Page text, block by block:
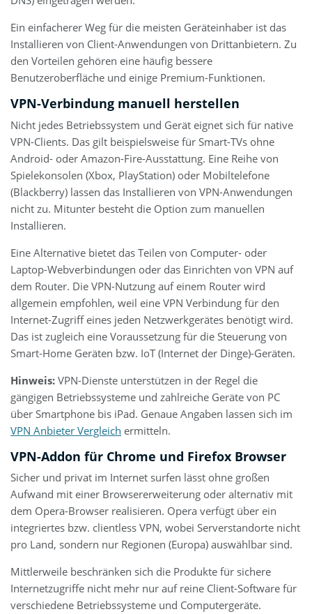
Ein einfacherer Weg für die meisten Geräteinhaber ist das
Installieren von Client-Anwendungen von Drittanbietern. Zu
den Vorteilen gehören eine häufig bessere
Benutzeroberfläche und einige Premium-Funktionen.
VPN-Verbindung manuell herstellen
Nicht jedes Betriebssystem und Gerät eignet sich für native
VPN-Clients. Das gilt beispielsweise für Smart-TVs ohne
Android- oder Amazon-Fire-Ausstattung. Eine Reihe von
Spielekonsolen (Xbox, PlayStation) oder Mobiltelefone
(Blackberry) lassen das Installieren von VPN-Anwendungen
nicht zu. Mitunter besteht die Option zum manuellen
Installieren.
Eine Alternative bietet das Teilen von Computer- oder
Laptop-Webverbindungen oder das Einrichten von VPN auf
dem Router. Die VPN-Nutzung auf einem Router wird
allgemein empfohlen, weil eine VPN Verbindung für den
Internet-Zugriff eines jeden Netzwerkgerätes benötigt wird.
Das ist zugleich eine Voraussetzung für die Steuerung von
Smart-Home Geräten bzw. IoT (Internet der Dinge)-Geräten.
Hinweis: VPN-Dienste unterstützen in der Regel die
gängigen Betriebssysteme und zahlreiche Geräte von PC
über Smartphone bis iPad. Genaue Angaben lassen sich im
VPN Anbieter Vergleich ermitteln.
VPN-Addon für Chrome und Firefox Browser
Sicher und privat im Internet surfen lässt ohne großen
Aufwand mit einer Browsererweiterung oder alternativ mit
dem Opera-Browser realisieren. Opera verfügt über ein
integriertes bzw. clientless VPN, wobei Serverstandorte nicht
pro Land, sondern nur Regionen (Europa) auswählbar sind.
Mittlerweile beschränken sich die Produkte für sichere
Internetzugriffe nicht mehr nur auf reine Client-Software für
verschiedene Betriebssysteme und Computergeräte.